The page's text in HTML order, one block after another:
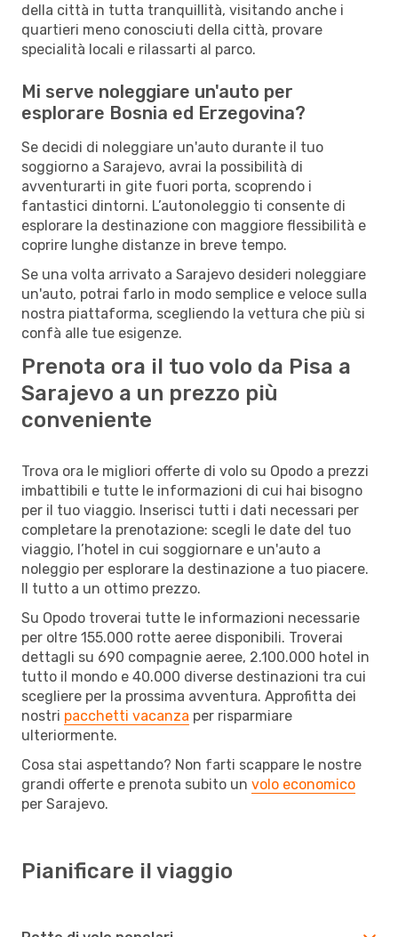
della città in tutta tranquillità, visitando anche i
quartieri meno conosciuti della città, provare
specialità locali e rilassarti al parco.
Mi serve noleggiare un'auto per
esplorare Bosnia ed Erzegovina?
Se decidi di noleggiare un'auto durante il tuo
soggiorno a Sarajevo, avrai la possibilità di
avventurarti in gite fuori porta, scoprendo i
fantastici dintorni. L’autonoleggio ti consente di
esplorare la destinazione con maggiore flessibilità e
coprire lunghe distanze in breve tempo.
Se una volta arrivato a Sarajevo desideri noleggiare
un'auto, potrai farlo in modo semplice e veloce sulla
nostra piattaforma, scegliendo la vettura che più si
confà alle tue esigenze.
Prenota ora il tuo volo da Pisa a
Sarajevo a un prezzo più
conveniente
Trova ora le migliori offerte di volo su Opodo a prezzi
imbattibili e tutte le informazioni di cui hai bisogno
per il tuo viaggio. Inserisci tutti i dati necessari per
completare la prenotazione: scegli le date del tuo
viaggio, l’hotel in cui soggiornare e un'auto a
noleggio per esplorare la destinazione a tuo piacere.
Il tutto a un ottimo prezzo.
Su Opodo troverai tutte le informazioni necessarie
per oltre 155.000 rotte aeree disponibili. Troverai
dettagli su 690 compagnie aeree, 2.100.000 hotel in
tutto il mondo e 40.000 diverse destinazioni tra cui
scegliere per la prossima avventura. Approfitta dei
nostri pacchetti vacanza per risparmiare
ulteriormente.
Cosa stai aspettando? Non farti scappare le nostre
grandi offerte e prenota subito un volo economico
per Sarajevo.
Pianificare il viaggio